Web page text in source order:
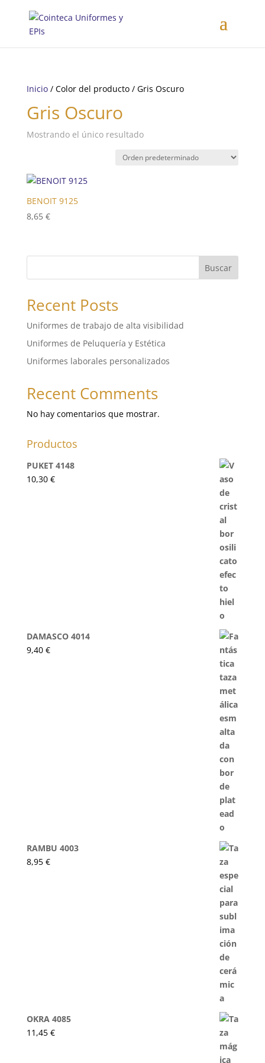
Inicio/ Color del producto / Gris Oscuro
Gris Oscuro
Mostrando el único resultado
BENOIT 9125
8,65 €
Buscar
Recent Posts
Uniformes de trabajo de alta visibilidad
Uniformes de Peluquería y Estética
Uniformes laborales personalizados
Recent Comments
No hay comentarios que mostrar.
Productos
PUKET 4148
10,30 €
DAMASCO 4014
9,40 €
RAMBU 4003
8,95 €
OKRA 4085
11,45 €